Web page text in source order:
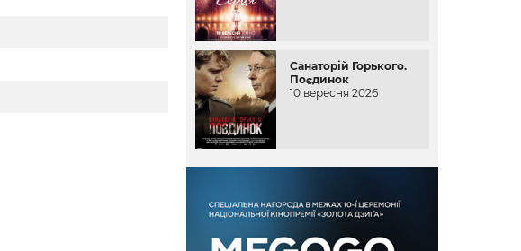
Санаторій Горького.
Поєдинок
10 вересня 2026